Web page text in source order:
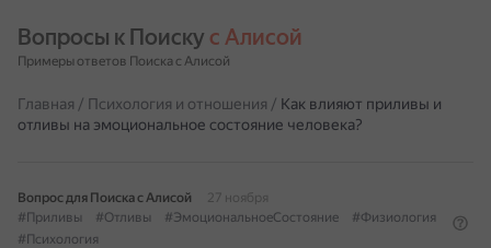
Вопросы к Поиску с Алисой
Примеры ответов Поиска с Алисой
Главная / Психология и отношения / Как влияют приливы и
отливы на эмоциональное состояние человека?
Вопрос для Поиска с Алисой
27 ноября
#Приливы
#Отливы #ЭмоциональноеСостояние
#Физиология
#Психология